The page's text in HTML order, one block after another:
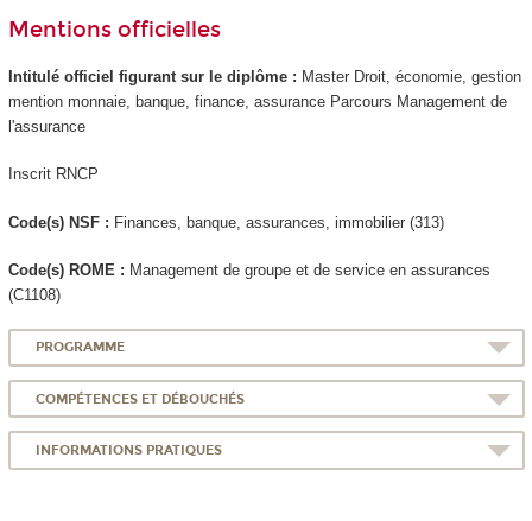
Mentions officielles
Intitulé officiel figurant sur le diplôme : Master Droit, économie, gestion
mention monnaie, banque, finance, assurance Parcours Management de
l'assurance
Inscrit RNCP
Code(s) NSF : Finances, banque, assurances, immobilier (313)
Code(s) ROME : Management de groupe et de service en assurances
(C1108)
PROGRAMME
COMPÉTENCES ET DÉBOUCHÉS
INFORMATIONS PRATIQUES